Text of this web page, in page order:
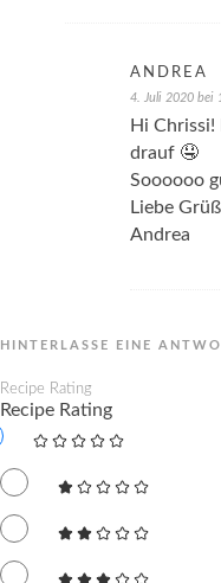
ANDREA
4. Juli 2020 bei
Hi
drauf 🤤
Soooooo
Liebe
Andrea
HINTERLASSE EINE
Recipe Rating
Recipe Rating